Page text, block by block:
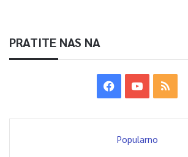
PRATITE NAS NA
Popularno